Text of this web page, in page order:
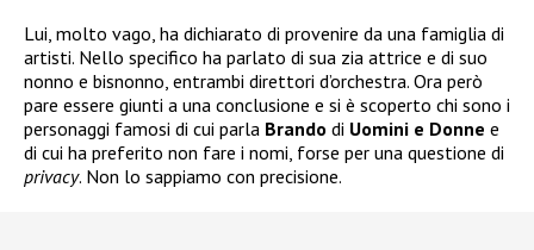
Lui, molto vago, ha dichiarato di provenire da una famiglia di
artisti. Nello specifico ha parlato di sua zia attrice e di suo
nonno e bisnonno, entrambi direttori d’orchestra. Ora però
pare essere giunti a una conclusione e si è scoperto chi sono i
personaggi famosi di cui parla Brando di Uomini e Donne e
di cui ha preferito non fare i nomi, forse per una questione di
privacy. Non lo sappiamo con precisione.